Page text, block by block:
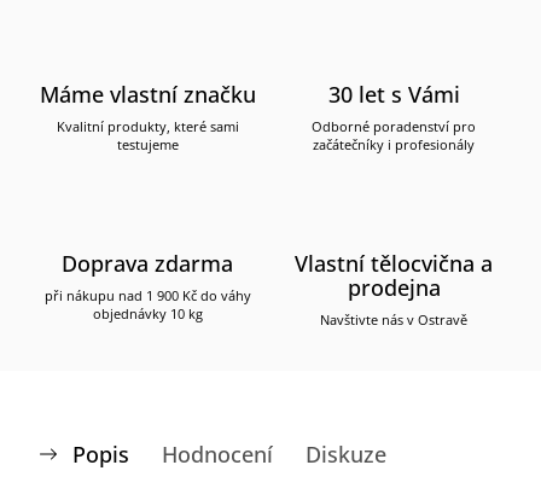
Máme vlastní značku
Kvalitní produkty, které sami
testujeme
30 let s Vámi
Odborné poradenství pro
začátečníky i profesionály
Doprava zdarma
při nákupu nad 1 900 Kč do váhy
objednávky 10 kg
Vlastní tělocvična a
prodejna
Navštivte nás v Ostravě
Popis Hodnocení Diskuze